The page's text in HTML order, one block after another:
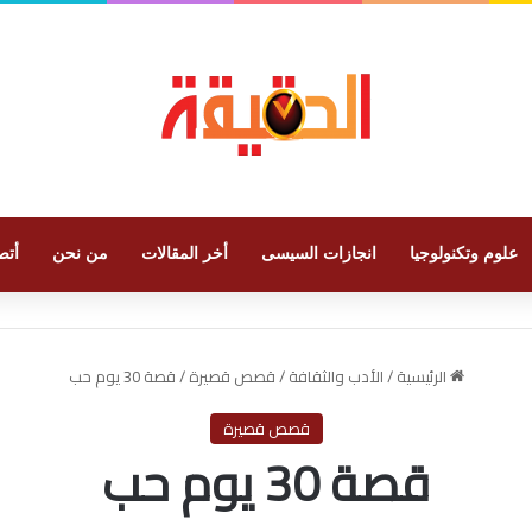
علوم وتكنولوجيا انجازات السيسى أخر المقالات من نحن
الرئيسية/الأدب والثقافة/قصص قصيرة/قصة 30 يوم حب
قصص قصيرة
قصة 30 يوم حب